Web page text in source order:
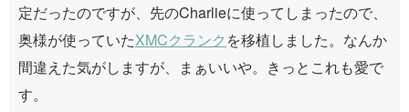
定だったのですが、先のCharlieに使ってしまったので、
奥様が使っていたXMCクランク を移植しました。なんか
間違えた気がしますが、まぁいいや。きっとこれも愛で
す。